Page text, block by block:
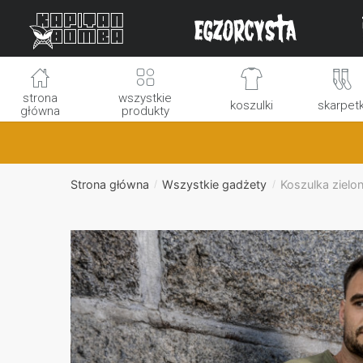
navigation
content
strona
główna
wszystkie
produkty
koszulki
Strona główna / Wszystkie gadżety / Koszulka